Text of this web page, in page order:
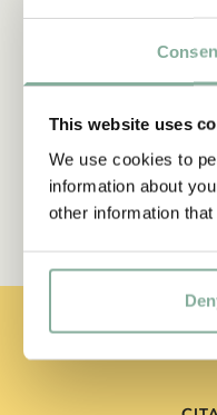
This website uses
We use cookies to
information about
other information